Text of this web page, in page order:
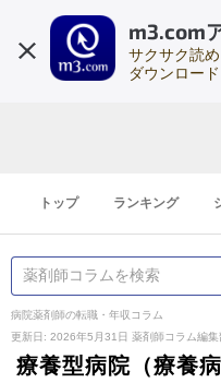
m3.com
サクサク読
ダウンロード
トップ ランキング
病院薬剤師の転職・年収コラム
更新日: 2026年5月31日 薬剤師コラム編集
療養型病院（療養